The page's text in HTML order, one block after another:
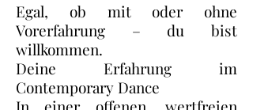
Egal, ob mit oder ohne
Vorerfahrung – du bist
willkommen.
Deine Erfahrung im
Contemporary Dance